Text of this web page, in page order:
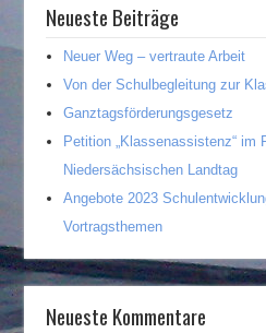
Neueste Beiträge
Neuer Weg – vertraute Arbeit
Von der Schulbegleitung zur
Ganztagsförderungsgesetz
Petition „Klassenassistenz“ im
Niedersächsischen Landtag
Angebote 2023
Vortragsthemen
Neueste Kommentare